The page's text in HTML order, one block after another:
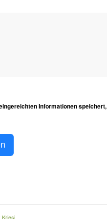
Informationen speichert,
Kriesi